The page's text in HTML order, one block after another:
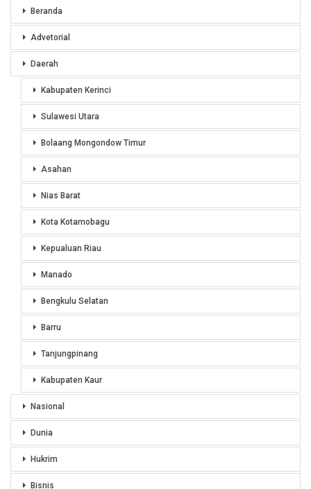
Beranda
Advetorial
Daerah
Kabupaten Kerinci
Sulawesi Utara
Bolaang Mongondow Timur
Asahan
Nias Barat
Kota Kotamobagu
Kepualuan Riau
Manado
Bengkulu Selatan
Barru
Tanjungpinang
Kabupaten Kaur
Nasional
Dunia
Hukrim
Bisnis